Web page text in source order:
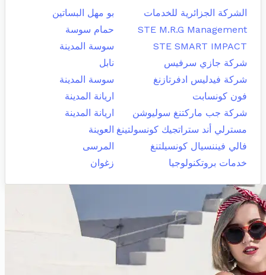
الشركة الجزائرية للخدمات
بو مهل البساتين
STE M.R.G Management
حمام سوسة
STE SMART IMPACT
سوسة المدينة
شركة جازي سرفيس
نابل
شركة فيدليس ادفرتازنغ
سوسة المدينة
فون كونسابت
اريانة المدينة
شركة جب ماركتنغ سوليوشن
اريانة المدينة
مسترلي أند ستراتجيك كونسولتينغ العوينة
فالي فيننسيال كونسيلتنغ
المرسى
خدمات بروتكنولوجيا
زغوان